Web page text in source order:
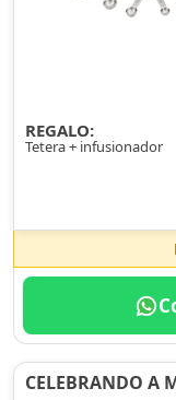
REGALO:
Tetera + infusionador
CELEBRANDO A